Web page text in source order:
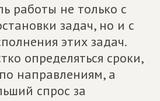
работы не только с
задач, но и с
этих задач.
определяться сроки,
направлениям, а
спрос за